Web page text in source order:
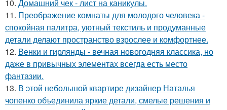
10. Домашний чек - лист на каникулы.
11. Преображение комнаты для молодого человека -
спокойная палитра, уютный текстиль и продуманные
детали делают пространство взрослее и комфортнее.
12. Венки и гирлянды - вечная новогодняя классика, но
даже в привычных элементах всегда есть место
фантазии.
13. В этой небольшой квартире дизайнер Наталья
чопенко объединила яркие детали, смелые решения и